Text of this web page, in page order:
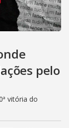
pelo
vitória do